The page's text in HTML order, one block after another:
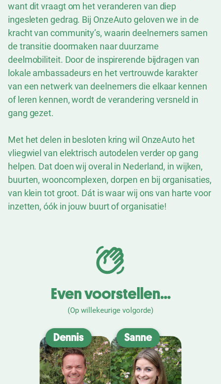
want dit vraagt om het veranderen van diep
ingesleten gedrag. Bij OnzeAuto geloven we in de
kracht van community’s, waarin deelnemers samen
de transitie doormaken naar duurzame
deelmobiliteit. Door de inspirerende bijdragen van
lokale ambassadeurs en het vertrouwde karakter
van een netwerk van deelnemers die elkaar kennen
of leren kennen, wordt de verandering versneld in
gang gezet.
Met het delen in besloten kring wil OnzeAuto het
vliegwiel van elektrisch autodelen verder op gang
helpen. Dat doen wij overal in Nederland, in wijken,
buurten, wooncomplexen, dorpen en bij organisaties,
van klein tot groot. Dát is waar wij ons van harte voor
inzetten, óók in jouw buurt of organisatie!
Even voorstellen...
(Op willekeurige volgorde)
Dennis Sanne